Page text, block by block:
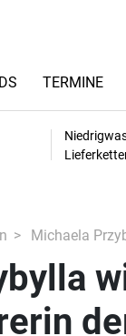
TERMINE
Michaela